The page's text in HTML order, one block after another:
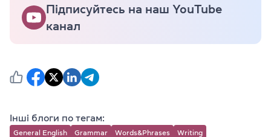
Підписуйтесь на наш YouTube
канал
Інші блоги по тегам:
General English Grammar Words&Phrases Writing